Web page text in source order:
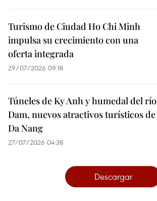
Turismo de Ciudad Ho Chi Minh
impulsa su crecimiento con una
oferta integrada
29/07/2026 09:18
Túneles de Ky Anh y humedal del río
Dam, nuevos atractivos turísticos de
Da Nang
27/07/2026 04:38
Descargar